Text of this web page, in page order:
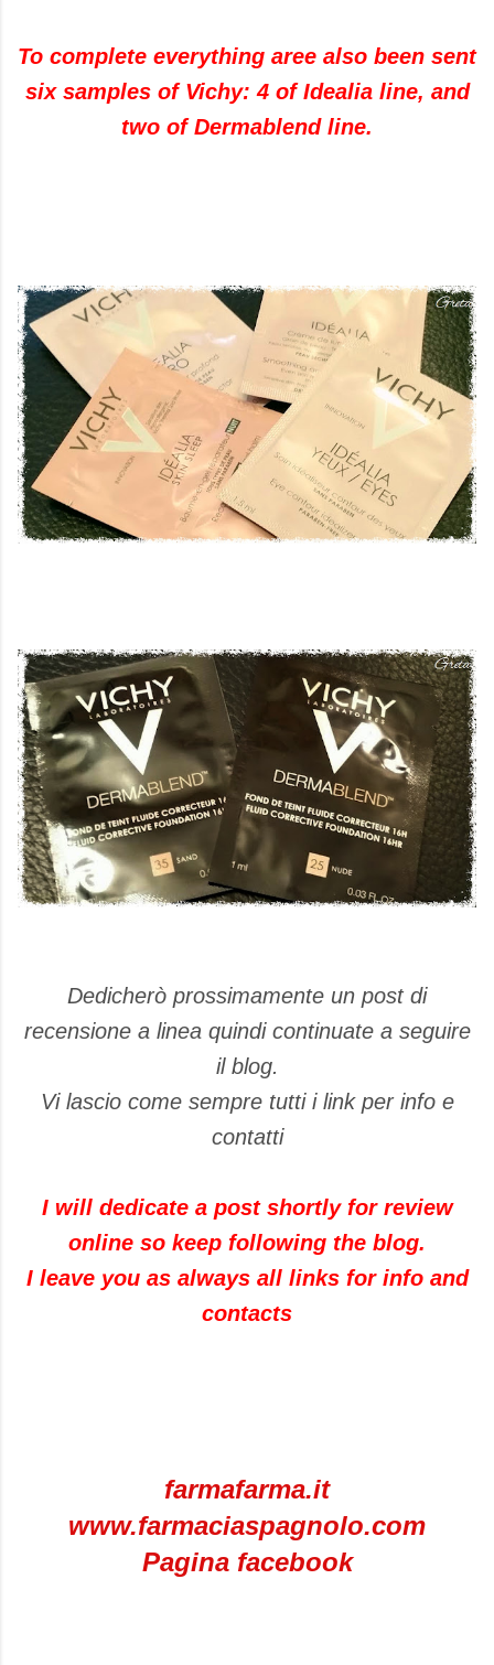
To complete everything aree also been sent
six samples of Vichy: 4 of Idealia line, and
two of Dermablend line.
Dedicherò prossimamente un post di
recensione a linea quindi continuate a seguire
il blog.
Vi lascio come sempre tutti i link per info e
contatti
I will dedicate a post shortly for review
online so keep following the blog.
I leave you as always all links for info and
contacts
farmafarma.it
www.farmaciaspagnolo.com
Pagina facebook